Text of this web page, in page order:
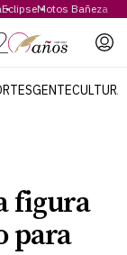
EclipseMotos Bañeza
GENTECULTURA
figura
para